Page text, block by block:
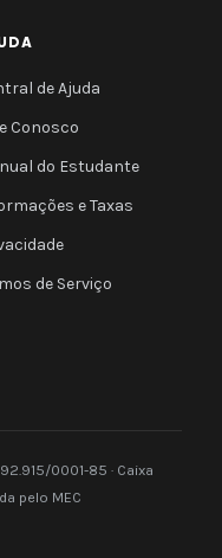
de Ajuda
Conosco
do Estudante
e Taxas
de Serviço
0001-85 · Caixa
pelo MEC